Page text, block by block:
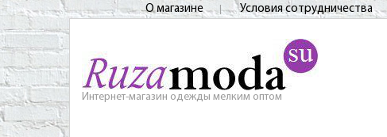
О магазине Условия сотрудничества
Интернет-магазин одежды мелким оптом